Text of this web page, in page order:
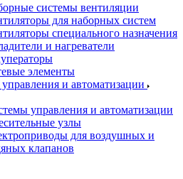
системы вентиляции
для наборных систем
специального назначения
и нагреватели
элементы
и автоматизации
управления и автоматизации
узлы
для воздушных и
клапанов